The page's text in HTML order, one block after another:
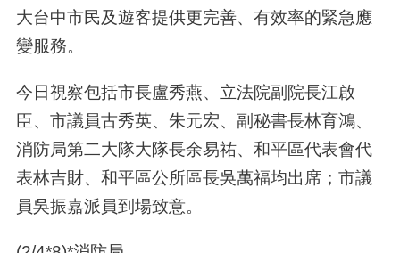
大台中市民及遊客提供更完善、有效率的緊急應
變服務。
今日視察包括市長盧秀燕、立法院副院長江啟
臣、市議員古秀英、朱元宏、副秘書長林育鴻、
消防局第二大隊大隊長余易祐、和平區代表會代
表林吉財、和平區公所區長吳萬福均出席；市議
員吳振嘉派員到場致意。